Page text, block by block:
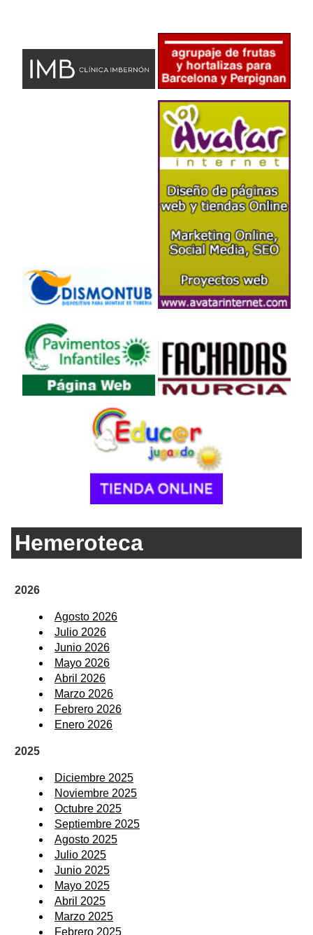
Hemeroteca
2026
Agosto 2026
Julio 2026
Junio 2026
Mayo 2026
Abril 2026
Marzo 2026
Febrero 2026
Enero 2026
2025
Diciembre 2025
Noviembre 2025
Octubre 2025
Septiembre 2025
Agosto 2025
Julio 2025
Junio 2025
Mayo 2025
Abril 2025
Marzo 2025
Febrero 2025